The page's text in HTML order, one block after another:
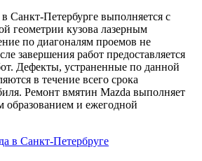
Санкт-Петербурге выполняется с
геометрии кузова лазерным
по диагоналям проемов не
завершения работ предоставляется
Дефекты, устраненные по данной
в течение всего срока
Ремонт вмятин Mazda выполняет
образованием и ежегодной
в Санкт-Петербруге